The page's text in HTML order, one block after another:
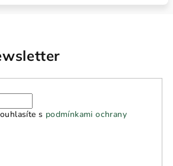
s podmínkami ochrany